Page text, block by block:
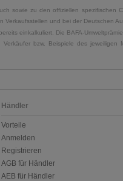
sowie zu den offiziellen
und bei der Deutschen
einkalkuliert. Die BAFA-
bzw. Beispiele des
Händler
Vorteile
Anmelden
Registrieren
AGB für Händler
AEB für Händler